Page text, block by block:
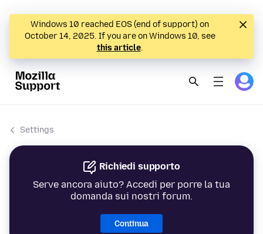
Windows 10 reached EOS (end of support) on
October 14, 2025. If you are on Windows 10, see
this article.
Settings
Richiedi supporto
Serve ancora aiuto? Accedi per porre la tua
domanda sui nostri forum.
Continua